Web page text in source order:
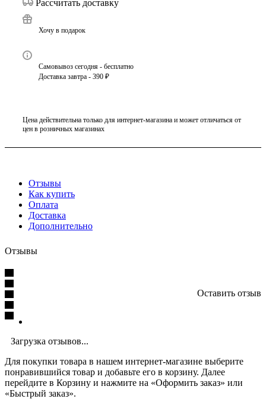
Рассчитать доставку
Хочу в подарок
Самовывоз сегодня - бесплатно
Доставка завтра - 390 ₽
Цена действительна только для интернет-магазина и может отличаться от
цен в розничных магазинах
Отзывы
Как купить
Оплата
Доставка
Дополнительно
Отзывы
Оставить отзыв
Загрузка отзывов...
Для покупки товара в нашем интернет-магазине выберите
понравившийся товар и добавьте его в корзину. Далее
перейдите в Корзину и нажмите на «Оформить заказ» или
«Быстрый заказ».